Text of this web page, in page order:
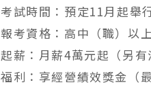
考試時間：預定11月起舉
報考資格：高中（職）以
起薪：月薪4萬元起（另有
福利：享經營績效獎金（